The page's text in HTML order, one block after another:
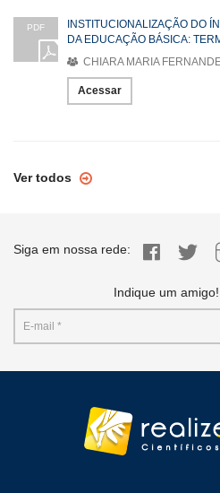
PDF
INSTITUCIONALIZAÇÃO DO
DA EDUCAÇÃO BÁSICA:
CHIARA MARIA
Acessar
Ver todos
Siga em nossa rede:
Indique um amigo!